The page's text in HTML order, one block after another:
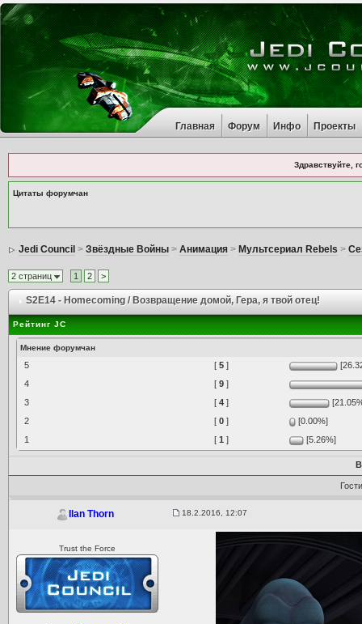
Главная Форум Инфо Проекты
Здравствуйте,
Цитаты форумчан
Jedi Council > Звёздные Войны> Анимация> Мультсериал Rebels >
2 страниц 1 2 >
S2E14 - Homecoming / Возвращение домой, Гера, я твой отец!
Рейтинг JC
Мнение форумчан
5 [ 5]
4
[ 9]
3
[ 4]
2
[ 0]
[0.00%]
1
[ 1 ] [5.26%]
Ilan Thorn 18.2.2016, 12:07
Trust the Force